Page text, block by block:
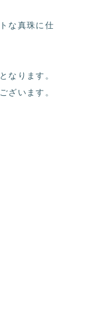
な真珠に仕
なります。
ざいます。